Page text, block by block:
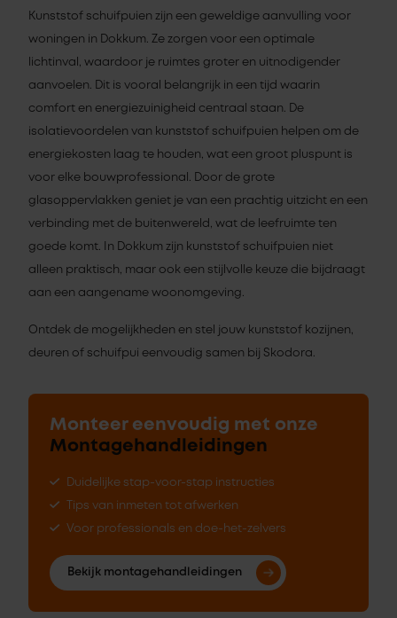
Kunststof schuifpuien zijn een geweldige aanvulling voor
woningen in Dokkum. Ze zorgen voor een optimale
lichtinval, waardoor je ruimtes groter en uitnodigender
aanvoelen. Dit is vooral belangrijk in een tijd waarin
comfort en energiezuinigheid centraal staan. De
isolatievoordelen van kunststof schuifpuien helpen om de
energiekosten laag te houden, wat een groot pluspunt is
voor elke bouwprofessional. Door de grote
glasoppervlakken geniet je van een prachtig uitzicht en een
verbinding met de buitenwereld, wat de leefruimte ten
goede komt. In Dokkum zijn kunststof schuifpuien niet
alleen praktisch, maar ook een stijlvolle keuze die bijdraagt
aan een aangename woonomgeving.
Ontdek de mogelijkheden en stel jouw kunststof kozijnen,
deuren of schuifpui eenvoudig samen bij Skodora.
Monteer eenvoudig met onze
Montagehandleidingen
Duidelijke stap-voor-stap instructies
Tips van inmeten tot afwerken
Voor professionals en doe-het-zelvers
Bekijk montagehandleidingen